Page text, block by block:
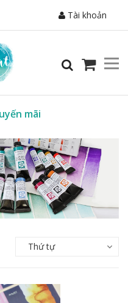
Tài khoản
mãi
Thứ tự